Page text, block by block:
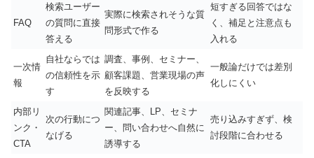
FAQ
検索ユーザー
の質問に直接
答える
実際に検索されそうな質
問形式で作る
短すぎる回答ではな
く、補足と注意点も
入れる
一次情
報
自社ならでは
の信頼性を示
す
調査、事例、セミナー、
顧客課題、営業現場の声
を反映する
一般論だけでは差別
化しにくい
内部リ
ンク・
CTA
次の行動につ
なげる
関連記事、LP、セミナ
ー、問い合わせへ自然に
誘導する
売り込みすぎず、検
討段階に合わせる